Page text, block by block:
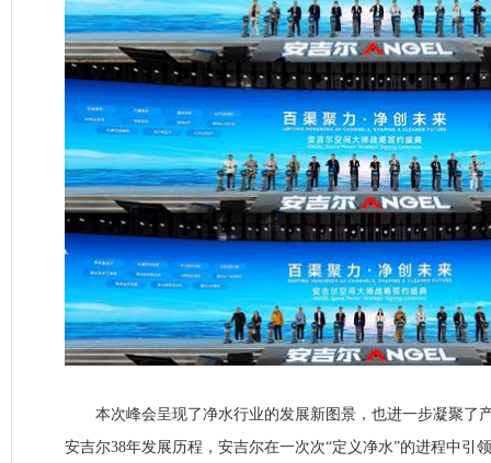
本次峰会呈现了净水行业的发展新图景，也进一步凝聚了
安吉尔38年发展历程，安吉尔在一次次“定义净水”的进程中引